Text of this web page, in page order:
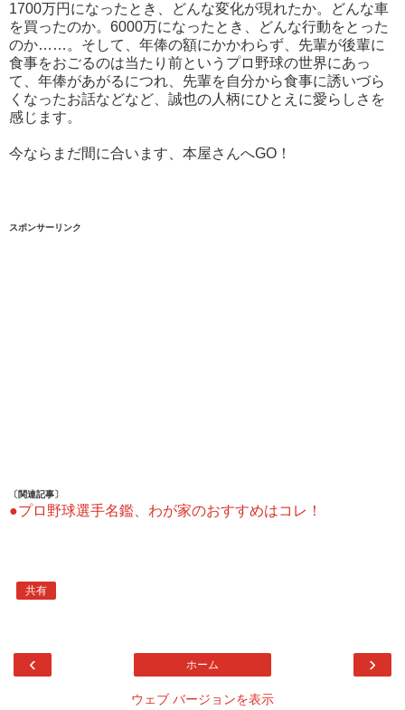
1700万円になったとき、どんな変化が現れたか。どんな車
を買ったのか。6000万になったとき、どんな行動をとった
のか……。そして、年俸の額にかかわらず、先輩が後輩に
食事をおごるのは当たり前というプロ野球の世界にあっ
て、年俸があがるにつれ、先輩を自分から食事に誘いづら
くなったお話などなど、誠也の人柄にひとえに愛らしさを
感じます。
今ならまだ間に合います、本屋さんへGO！
スポンサーリンク
〔関連記事〕
●プロ野球選手名鑑、わが家のおすすめはコレ！
共有
‹ ›
ホーム
ウェブ バージョンを表示